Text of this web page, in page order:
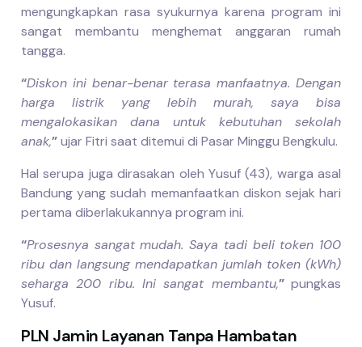
mengungkapkan rasa syukurnya karena program ini
sangat membantu menghemat anggaran rumah
tangga.
“Diskon ini benar-benar terasa manfaatnya. Dengan
harga listrik yang lebih murah, saya bisa
mengalokasikan dana untuk kebutuhan sekolah
anak,”ujar Fitri saat ditemui di Pasar Minggu Bengkulu.
Hal serupa juga dirasakan oleh Yusuf (43), warga asal
Bandung yang sudah memanfaatkan diskon sejak hari
pertama diberlakukannya program ini.
“Prosesnya sangat mudah. Saya tadi beli token 100
ribu dan langsung mendapatkan jumlah token (kWh)
seharga 200 ribu. Ini sangat membantu,”pungkas
Yusuf.
PLN Jamin Layanan Tanpa Hambatan